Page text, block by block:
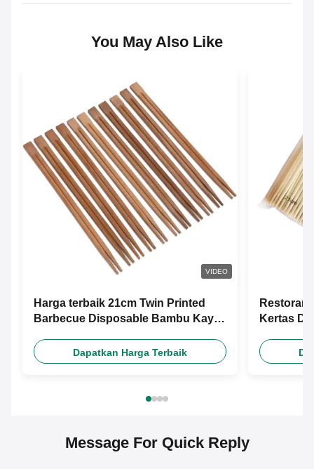
You May Also Like
VIDEO
Harga terbaik 21cm Twin Printed
Barbecue Disposable Bambu Kayu
Custom Paper Sleeve
Dapatkan Harga Terbaik
Restoran
Kertas
Message For Quick Reply